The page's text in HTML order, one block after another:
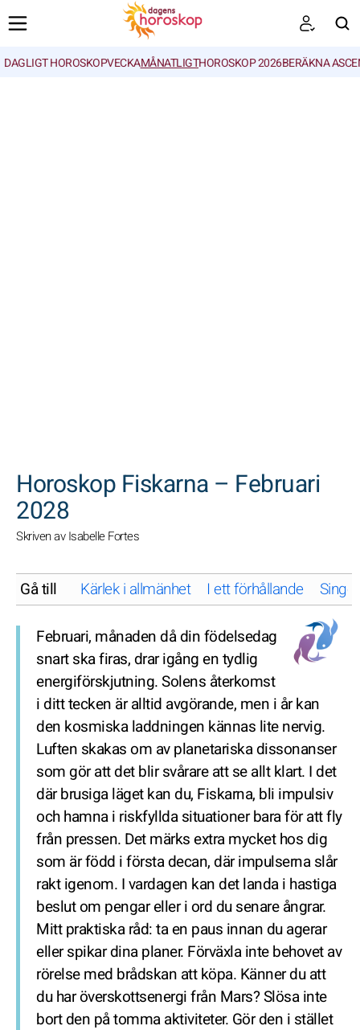
DAGLIGT HOROSKOPVECKAMÅNATLIGTHOROSKOP 2026BERÄKNA
Horoskop Fiskarna – Februari
2028
Skriven av Isabelle Fortes
Gå till Kärlek i allmänhet I ett förhållande Singel
Februari, månaden då din födelsedag
snart ska firas, drar igång en tydlig
energiförskjutning. Solens återkomst
i ditt tecken är alltid avgörande, men i år kan
den kosmiska laddningen kännas lite nervig.
Luften skakas om av planetariska dissonanser
som gör att det blir svårare att se allt klart. I det
där brusiga läget kan du, Fiskarna, bli impulsiv
och hamna i riskfyllda situationer bara för att fly
från pressen. Det märks extra mycket hos dig
som är född i första decan, där impulserna slår
rakt igenom. I vardagen kan det landa i hastiga
beslut om pengar eller i ord du senare ångrar.
Mitt praktiska råd: ta en paus innan du agerar
eller spikar dina planer. Förväxla inte behovet av
rörelse med brådskan att köpa. Känner du att
du har överskottsenergi från Mars? Slösa inte
bort den på tomma aktiviteter. Gör den i stället